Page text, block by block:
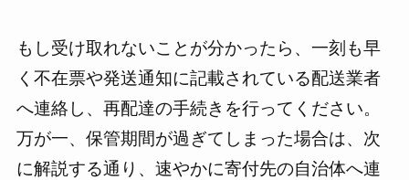
もし受け取れないことが分かったら、一刻も早
く不在票や発送通知に記載されている配送業者
へ連絡し、再配達の手続きを行ってください。
万が一、保管期間が過ぎてしまった場合は、次
に解説する通り、速やかに寄付先の自治体へ連